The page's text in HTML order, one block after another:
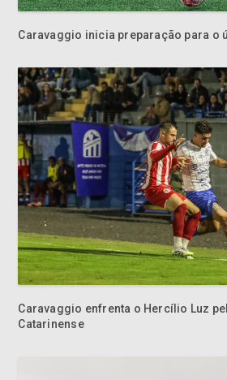
Caravaggio enfrenta o Hercílio Luz
Catarinense